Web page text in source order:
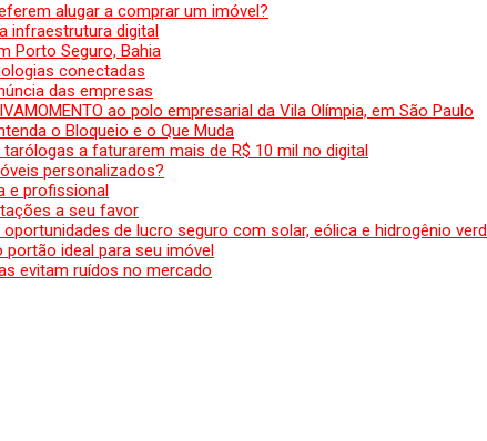
alugar a comprar um imóvel?
infraestrutura digital
Porto Seguro, Bahia
conectadas
das empresas
ao polo empresarial da Vila Olímpia, em São Paulo
o Bloqueio e o Que Muda
a faturarem mais de R$ 10 mil no digital
personalizados?
e profissional
a seu favor
de lucro seguro com solar, eólica e hidrogênio
ideal para seu imóvel
evitam ruídos no mercado